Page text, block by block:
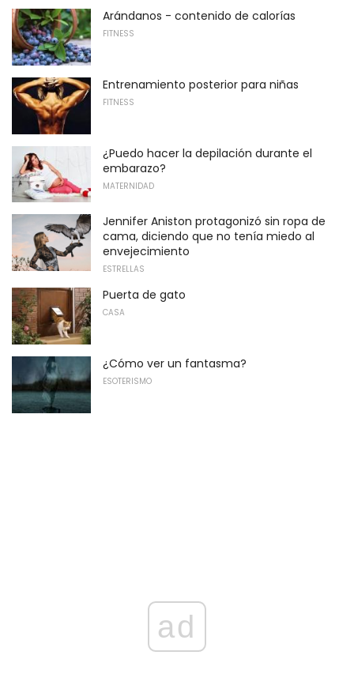
Arándanos - contenido de calorías
FITNESS
Entrenamiento posterior para niñas
FITNESS
¿Puedo hacer la depilación durante el
embarazo?
MATERNIDAD
Jennifer Aniston protagonizó sin ropa de
cama, diciendo que no tenía miedo al
envejecimiento
ESTRELLAS
Puerta de gato
CASA
¿Cómo ver un fantasma?
ESOTERISMO
ad